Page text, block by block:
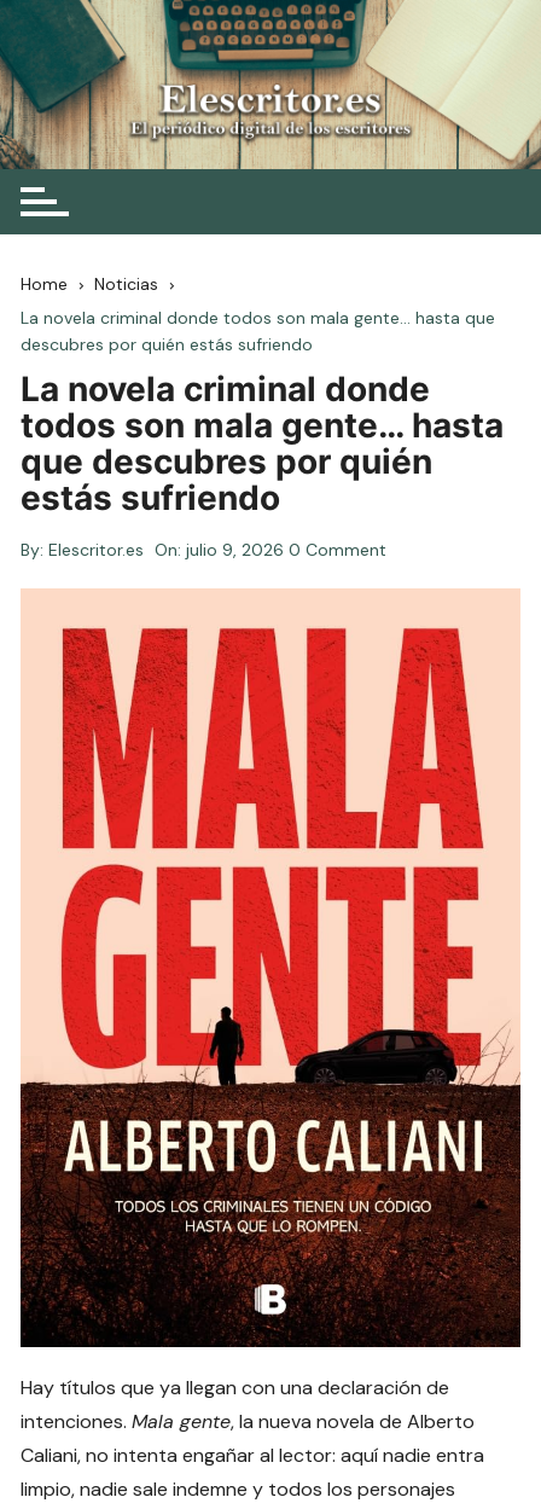
Skip
to
content
Elescritor.es
El periódico digital de los escritores
Home
Noticias
La novela criminal donde todos son mala gente… hasta que
descubres por quién estás sufriendo
La novela criminal donde
todos son mala gente… hasta
que descubres por quién
estás sufriendo
By: Elescritor.es On:julio 9, 2026 0 Comment
Hay títulos que ya llegan con una declaración de
intenciones.Mala gente, la nueva novela de Alberto
Caliani, no intenta engañar al lector: aquí nadie entra
limpio, nadie sale indemne y todos los personajes